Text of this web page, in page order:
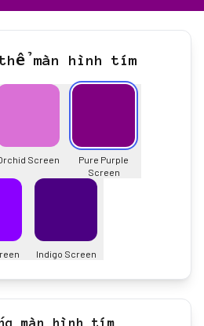
màn hình tím
Screen
Pure Purple
Screen
Indigo Screen
màn hình tím